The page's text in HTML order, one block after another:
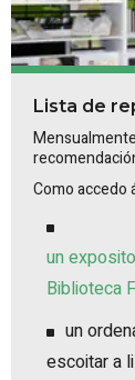
Lista de
Como accedo
un
Biblioteca
un
escoitar a